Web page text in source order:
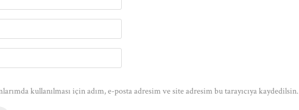
kullanılması için adım, e-posta adresim ve site adresim bu tarayıcıya kaydedilsin.